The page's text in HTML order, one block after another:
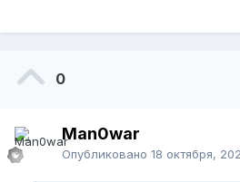
0
Man0war
Опубликовано 18 октября,